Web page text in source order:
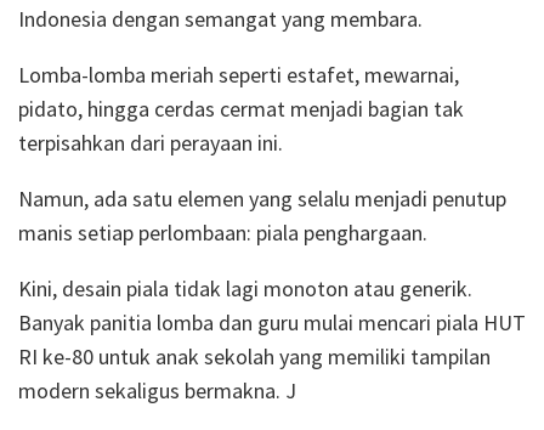
Indonesia dengan semangat yang membara.
Lomba-lomba meriah seperti estafet, mewarnai,
pidato, hingga cerdas cermat menjadi bagian tak
terpisahkan dari perayaan ini.
Namun, ada satu elemen yang selalu menjadi penutup
manis setiap perlombaan: piala penghargaan.
Kini, desain piala tidak lagi monoton atau generik.
Banyak panitia lomba dan guru mulai mencari piala HUT
RI ke-80 untuk anak sekolah yang memiliki tampilan
modern sekaligus bermakna. J